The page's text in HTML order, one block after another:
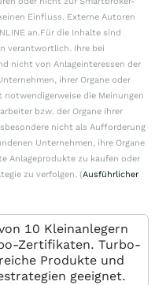
Einfluss. Externe Autoren
an.Für die Inhalte sind
verantwortlich. Ihre bei
nicht von Anlageinteressen der
ihrer Organe oder
die Meinungen
bzw. der Organe ihrer
nicht als Aufforderung
Unternehmen, ihre Organe
Anlageprodukte zu kaufen oder
zu verfolgen. (Ausführlicher
10 Kleinanlegern
Zertifikaten. Turbo-
Produkte und
geeignet.